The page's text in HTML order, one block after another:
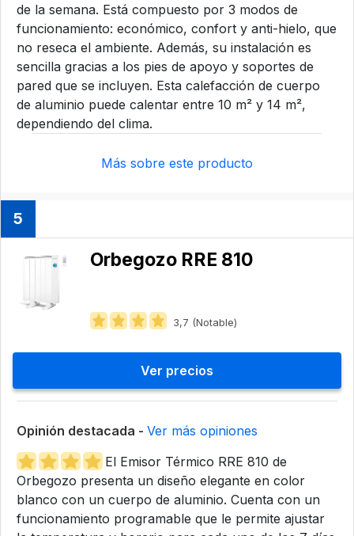
de la semana. Está compuesto por 3 modos de
funcionamiento: económico, confort y anti-hielo, que
no reseca el ambiente. Además, su instalación es
sencilla gracias a los pies de apoyo y soportes de
pared que se incluyen. Esta calefacción de cuerpo
de aluminio puede calentar entre 10 m² y 14 m²,
dependiendo del clima.
Más sobre este producto
5
Orbegozo ‎RRE 810
3,7 (Notable)
Ver precios
Opinión destacada - Ver más opiniones
El Emisor Térmico RRE 810 de
Orbegozo presenta un diseño elegante en color
blanco con un cuerpo de aluminio. Cuenta con un
funcionamiento programable que le permite ajustar